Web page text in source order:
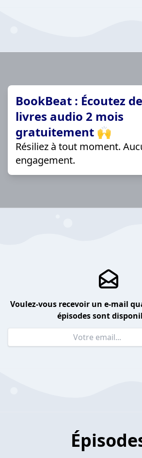
BookBeat : Écoutez
livres audio 2 mois
gratuitement 🙌
Résiliez à tout moment.
engagement.
Voulez-vous recevoir un e-mail
épisodes sont